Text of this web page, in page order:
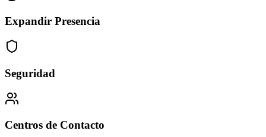
Expandir Presencia
Seguridad
Centros de Contacto